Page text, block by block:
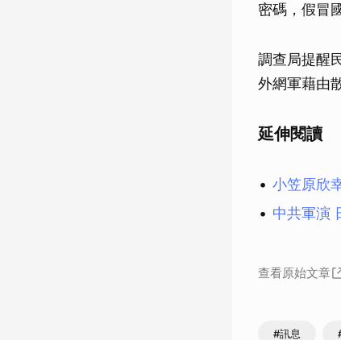
密碼，假冒
調查局提醒
外網軍藉由
延伸閱讀
小笠原欣
中共軍演
查看原始文章
#訊息